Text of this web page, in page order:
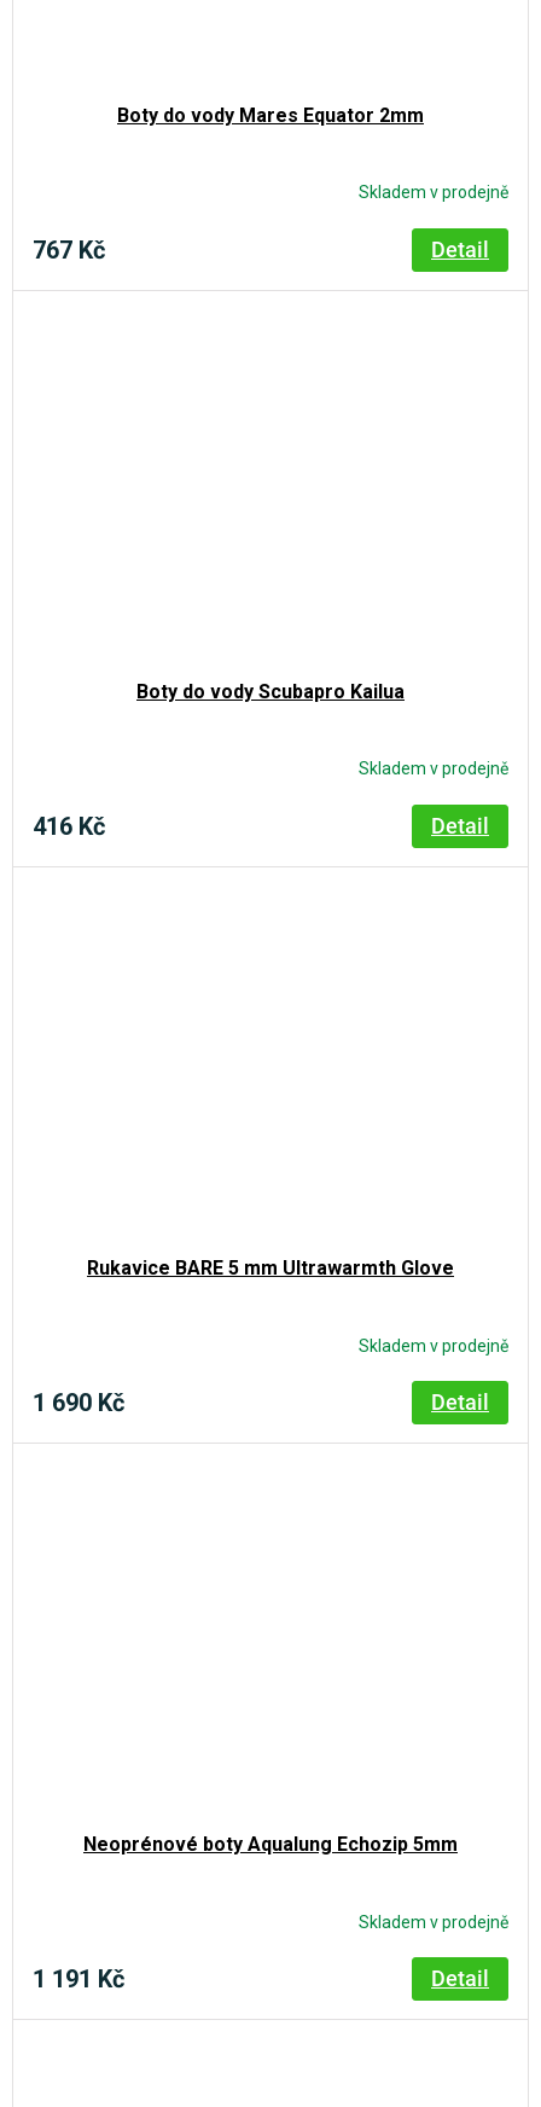
Boty do vody Mares Equator 2mm
Skladem v prodejně
767 Kč Detail
Boty do vody Scubapro Kailua
produktu
je
5,0
Skladem v prodejně
416 Kč Detail
Rukavice BARE 5 mm Ultrawarmth Glove
Skladem v prodejně
1 690 Kč Detail
Neoprénové boty Aqualung Echozip 5mm
Skladem v prodejně
1 191 Kč Detail